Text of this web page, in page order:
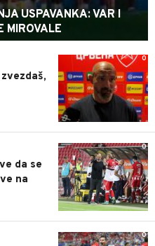
USPAVANKA: VAR I
MIROVALE
0
0
da se
na
0